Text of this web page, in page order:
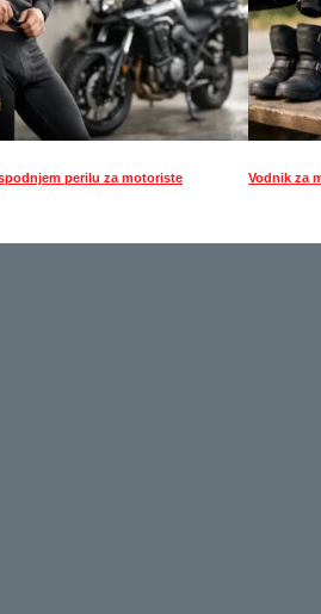
perilu za motoriste Vodnik za